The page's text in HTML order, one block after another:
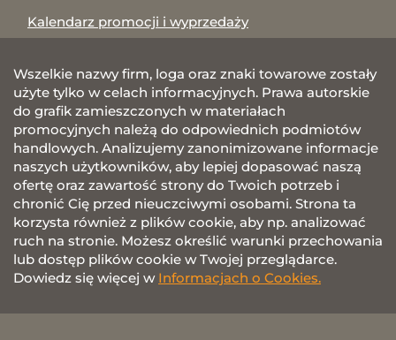
Kalendarz promocji i wyprzedaży
Wszelkie nazwy firm, loga oraz znaki towarowe zostały
użyte tylko w celach informacyjnych. Prawa autorskie
do grafik zamieszczonych w materiałach
promocyjnych należą do odpowiednich podmiotów
handlowych. Analizujemy zanonimizowane informacje
naszych użytkowników, aby lepiej dopasować naszą
ofertę oraz zawartość strony do Twoich potrzeb i
chronić Cię przed nieuczciwymi osobami. Strona ta
korzysta również z plików cookie, aby np. analizować
ruch na stronie. Możesz określić warunki przechowania
lub dostęp plików cookie w Twojej przeglądarce.
Dowiedz się więcej w Informacjach o Cookies.